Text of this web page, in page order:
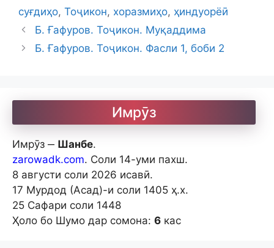
суғдиҳо, Тоҷикон, хоразмиҳо, ҳиндуорёӣ
Б. Ғафуров. Тоҷикон. Муқаддима
Б. Ғафуров. Тоҷикон. Фасли 1, боби 2
Имрӯз
Имрӯз ‒ Шанбе.
zarowadk.com. Соли 14-уми пахш.
8 августи соли 2026 исавӣ.
17 Мурдод (Асад)-и соли 1405 ҳ.х.
25 Сафари соли 1448
Ҳоло бо Шумо дар сомона: 6 кас